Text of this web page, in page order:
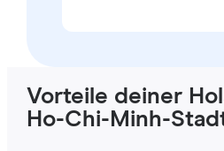
Vorteile deiner
Ho-Chi-Minh-